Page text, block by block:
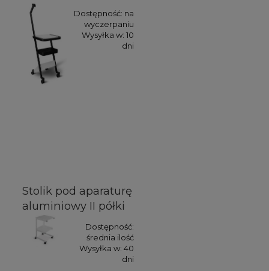
Dostępność: na
wyczerpaniu
Wysyłka w: 10
dni
Stolik pod aparaturę
aluminiowy II półki
Dostępność:
średnia ilość
Wysyłka w: 40
dni